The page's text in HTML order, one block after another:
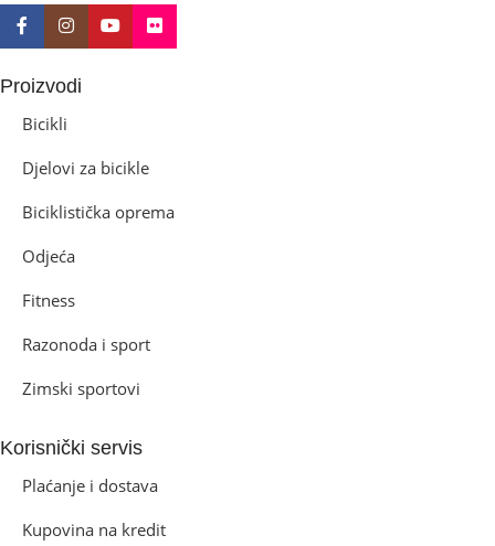
Proizvodi
Bicikli
Djelovi za bicikle
Biciklistička oprema
Odjeća
Fitness
Razonoda i sport
Zimski sportovi
Korisnički servis
Plaćanje i dostava
Kupovina na kredit